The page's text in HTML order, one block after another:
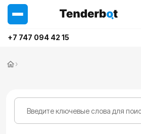
+7 747 094 42 15
›